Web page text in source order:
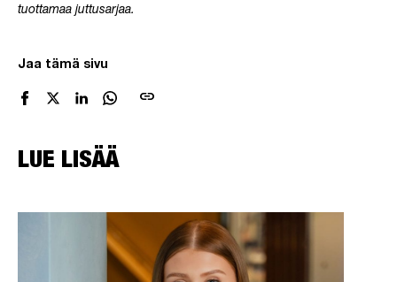
tuottamaa juttusarjaa.
Jaa tämä sivu
link
LUE LISÄÄ